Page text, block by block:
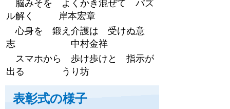
脳みそを よくかき混ぜて パズ
ル解く 岸本宏章
心身を 鍛え介護は 受けぬ意
志 中村金祥
スマホから 歩け歩けと 指示が
出る うり坊
表彰式の様子